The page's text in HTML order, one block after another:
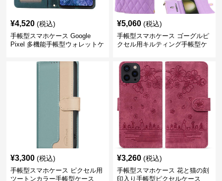
¥4,520 (税込)
手帳型スマホケース Google
Pixel 多機能手帳型ウォレットケ
¥5,060 (税込)
手帳型スマホケース ゴーグルピ
クセル用キルティング手帳型ケ
¥3,300 (税込)
手帳型スマホケース ピクセル用
ツートンカラー手帳型ケース
¥3,260 (税込)
手帳型スマホケース 花と猫の刻
印入り手帳型ピクセルケース